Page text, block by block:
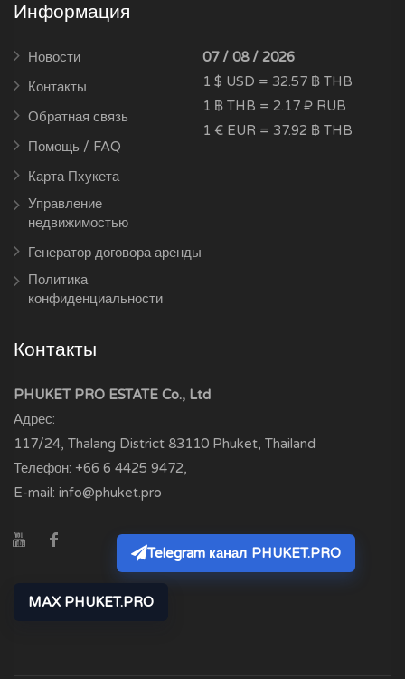
Информация
Новости
Контакты
Обратная связь
Помощь / FAQ
Карта Пхукета
Управление
недвижимостью
Генератор договора аренды
Политика
конфиденциальности
07 / 08 / 2026
1 $ USD = 32.57 ฿ THB
1 ฿ THB = 2.17 ₽ RUB
1 € EUR = 37.92 ฿ THB
Контакты
PHUKET PRO ESTATE Co., Ltd
Адрес:
117/24, Thalang District 83110 Phuket, Thailand
Телефон: +66 6 4425 9472,
E-mail: info@phuket.pro
Telegram канал PHUKET.PRO
MAX PHUKET.PRO